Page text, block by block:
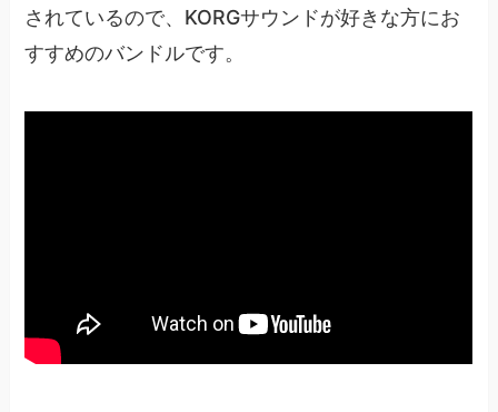
されているので、KORGサウンドが好きな方にお
すすめのバンドルです。